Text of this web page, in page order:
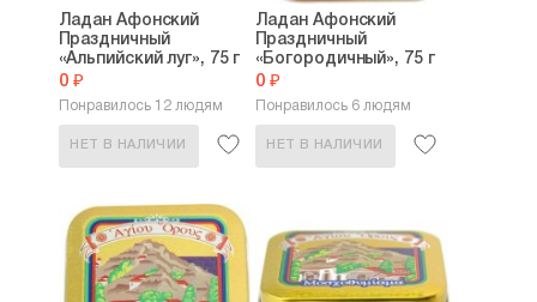
Ладан Афонский
Праздничный
«Альпийский луг», 75 г
0 ₽
Понравилось 12 людям
НЕТ В НАЛИЧИИ
Ладан Афонский
Праздничный
«Богородичный», 75 г
0 ₽
Понравилось 6 людям
НЕТ В НАЛИЧИИ